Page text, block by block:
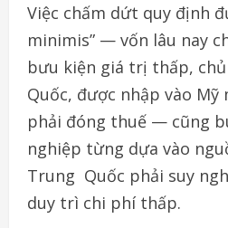
Việc chấm dứt quy định
minimis” — vốn lâu nay
bưu kiện giá trị thấp, chủ
Quốc, được nhập vào Mỹ
phải đóng thuế — cũng
nghiệp từng dựa vào
Trung Quốc phải suy
duy trì chi phí thấp.